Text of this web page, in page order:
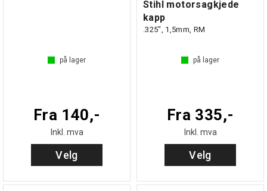
på lager
Fra 140,-
Inkl. mva
Velg
Stihl motorsagkjede
kapp
.325", 1,5mm, RM
på lager
Fra 335,-
Inkl. mva
Velg